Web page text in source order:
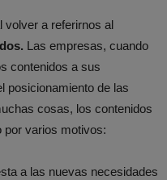
volver a referirnos al
Las empresas, cuando
contenidos a sus
posicionamiento de las
cosas, los contenidos
por varios motivos:
a las nuevas necesidades